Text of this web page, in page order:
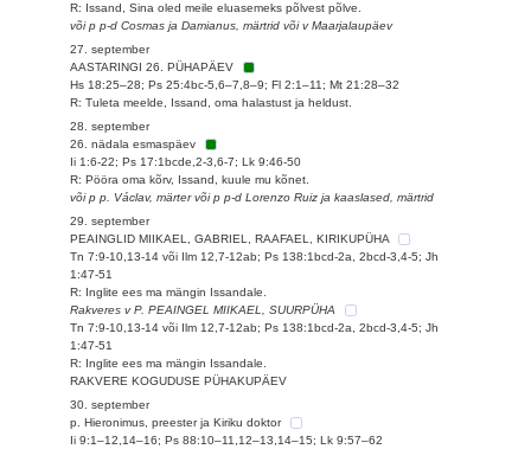
R: Issand, Sina oled meile eluasemeks põlvest põlve.
või p p-d Cosmas ja Damianus, märtrid või v Maarjalaupäev
27. september
AASTARINGI 26. PÜHAPÄEV
Hs 18:25–28; Ps 25:4bc-5,6–7,8–9; Fl 2:1–11; Mt 21:28–32
R: Tuleta meelde, Issand, oma halastust ja heldust.
28. september
26. nädala esmaspäev
Ii 1:6-22; Ps 17:1bcde,2-3,6-7; Lk 9:46-50
R: Pööra oma kõrv, Issand, kuule mu kõnet.
või p p. Václav, märter või p p-d Lorenzo Ruiz ja kaaslased, märtrid
29. september
PEAINGLID MIIKAEL, GABRIEL, RAAFAEL, KIRIKUPÜHA
Tn 7:9-10,13-14 või Ilm 12,7-12ab; Ps 138:1bcd-2a, 2bcd-3,4-5; Jh
1:47-51
R: Inglite ees ma mängin Issandale.
Rakveres v P. PEAINGEL MIIKAEL, SUURPÜHA
Tn 7:9-10,13-14 või Ilm 12,7-12ab; Ps 138:1bcd-2a, 2bcd-3,4-5; Jh
1:47-51
R: Inglite ees ma mängin Issandale.
RAKVERE KOGUDUSE PÜHAKUPÄEV
30. september
p. Hieronimus, preester ja Kiriku doktor
Ii 9:1–12,14–16; Ps 88:10–11,12–13,14–15; Lk 9:57–62